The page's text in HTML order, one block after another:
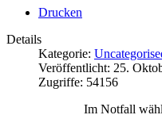
Drucken
Details
Kategorie:
Veröffentlicht: 25.
Zugriffe: 54156
Im Notfall